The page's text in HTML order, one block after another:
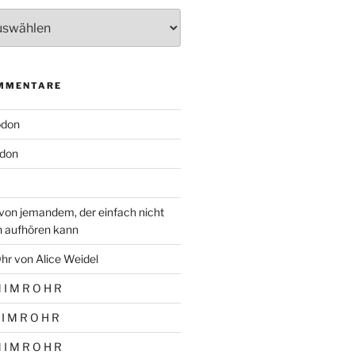
jemandem, der einfach nicht
aufhören kann
von Alice Weidel
I M R O H R
M R O H R
I M R O H R